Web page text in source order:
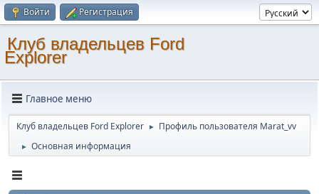
Войти Регистрация
Клуб владельцев Ford
Explorer
Главное меню
Клуб владельцев Ford Explorer ► Профиль пользователя Marat_vv
► Основная информация